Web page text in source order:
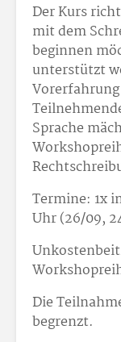
Der Kurs
mit dem
beginnen
unterstützt
Sprache
Termine: 1x
Uhr (26/09,
Die
begrenzt.